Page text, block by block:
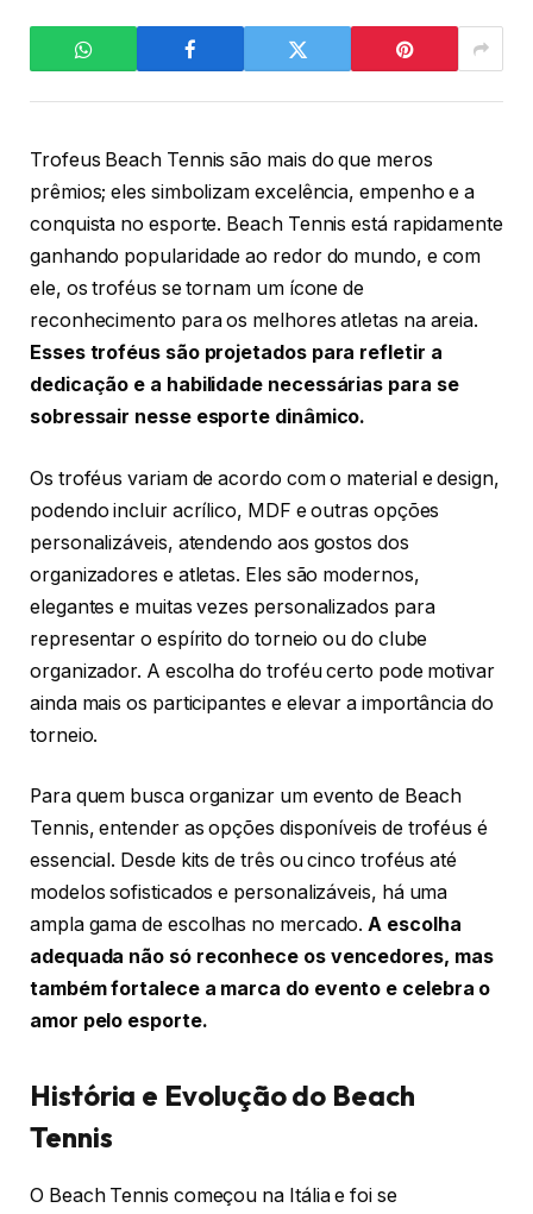
Trofeus Beach Tennis são mais do que meros
prêmios; eles simbolizam excelência, empenho e a
conquista no esporte. Beach Tennis está rapidamente
ganhando popularidade ao redor do mundo, e com
ele, os troféus se tornam um ícone de
reconhecimento para os melhores atletas na areia.
Esses troféus são projetados para refletir a
dedicação e a habilidade necessárias para se
sobressair nesse esporte dinâmico.
Os troféus variam de acordo com o material e design,
podendo incluir acrílico, MDF e outras opções
personalizáveis, atendendo aos gostos dos
organizadores e atletas. Eles são modernos,
elegantes e muitas vezes personalizados para
representar o espírito do torneio ou do clube
organizador. A escolha do troféu certo pode motivar
ainda mais os participantes e elevar a importância do
torneio.
Para quem busca organizar um evento de Beach
Tennis, entender as opções disponíveis de troféus é
essencial. Desde kits de três ou cinco troféus até
modelos sofisticados e personalizáveis, há uma
ampla gama de escolhas no mercado.A escolha
adequada não só reconhece os vencedores, mas
também fortalece a marca do evento e celebra o
amor pelo esporte.
História e Evolução do Beach
Tennis
O Beach Tennis começou na Itália e foi se